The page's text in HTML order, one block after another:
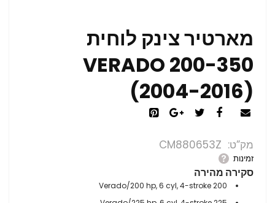
מארטיר צינק לוחית
VERADO 200-350
(2004-2016)
מק”ט CM880653Z
זמינות
סקירה מהירה